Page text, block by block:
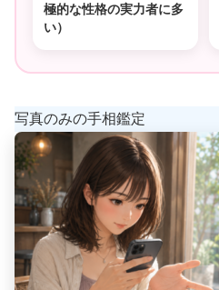
極的な性格の実力者に多
い）
写真のみの手相鑑定